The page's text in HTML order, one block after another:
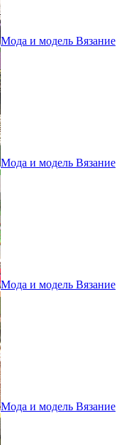
Мода и модель Вязание
Мода и модель Вязание
Мода и модель Вязание
Мода и модель Вязание